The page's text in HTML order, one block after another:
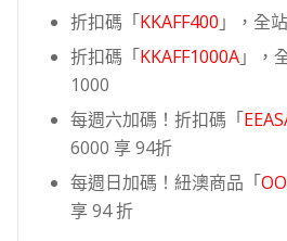
折扣碼「KKAFF400 」，全
折扣碼「KKAFF1000A」，
1000
每週六加碼！折扣碼「
6000 享 94折
每週日加碼！紐澳商品「
享 94 折